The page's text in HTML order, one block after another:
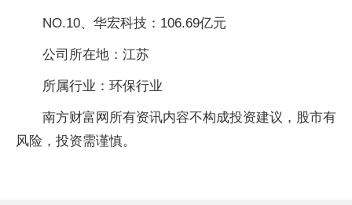
NO.10、华宏科技：106.69亿元
公司所在地：江苏
所属行业：环保行业
南方财富网所有资讯内容不构成投资建议，股市有
风险，投资需谨慎。